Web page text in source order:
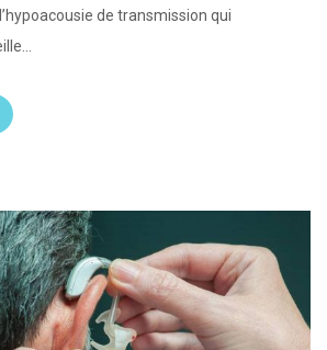
de transmission qui